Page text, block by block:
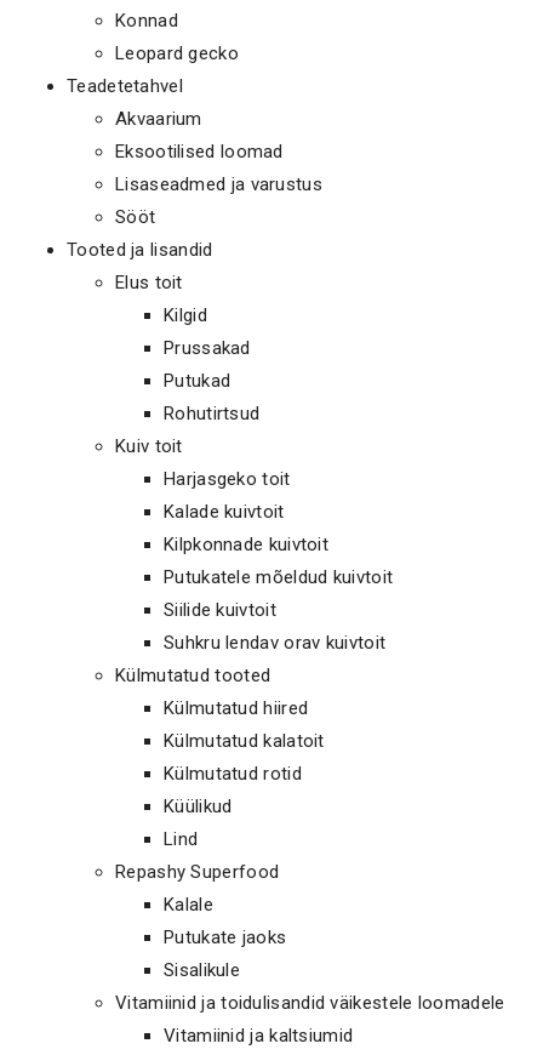
Konnad
Leopard gecko
Teadetetahvel
Akvaarium
Eksootilised loomad
Lisaseadmed ja varustus
Sööt
Tooted ja lisandid
Elus toit
Kilgid
Prussakad
Putukad
Rohutirtsud
Kuiv toit
Harjasgeko toit
Kalade kuivtoit
Kilpkonnade kuivtoit
Putukatele mõeldud kuivtoit
Siilide kuivtoit
Suhkru lendav orav kuivtoit
Külmutatud tooted
Külmutatud hiired
Külmutatud kalatoit
Külmutatud rotid
Küülikud
Lind
Repashy Superfood
Kalale
Putukate jaoks
Sisalikule
Vitamiinid ja toidulisandid väikestele loomadele
Vitamiinid ja kaltsiumid